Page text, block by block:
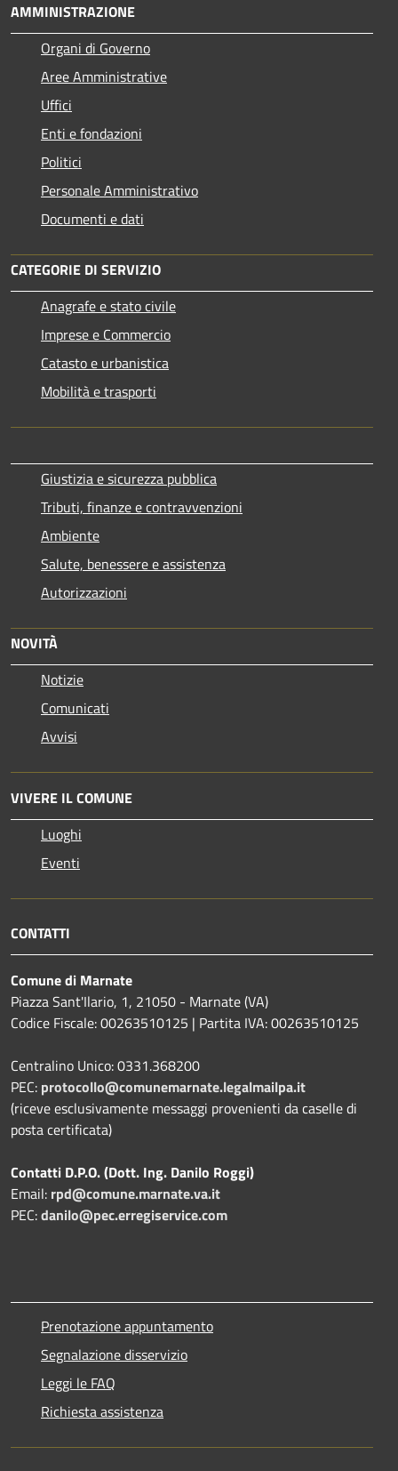
AMMINISTRAZIONE
Organi di Governo
Aree Amministrative
Uffici
Enti e fondazioni
Politici
Personale Amministrativo
Documenti e dati
CATEGORIE DI SERVIZIO
Anagrafe e stato civile
Imprese e Commercio
Catasto e urbanistica
Mobilità e trasporti
Giustizia e sicurezza pubblica
Tributi, finanze e contravvenzioni
Ambiente
Salute, benessere e assistenza
Autorizzazioni
NOVITÀ
Notizie
Comunicati
Avvisi
VIVERE IL COMUNE
Luoghi
Eventi
CONTATTI
Comune di Marnate
Piazza Sant'Ilario, 1, 21050 - Marnate (VA)
Codice Fiscale: 00263510125 | Partita IVA: 00263510125
Centralino Unico: 0331.368200
PEC: protocollo@comunemarnate.legalmailpa.it
(riceve esclusivamente messaggi provenienti da caselle di
posta certificata)
Contatti D.P.O. (Dott. Ing. Danilo Roggi)
Email: rpd@comune.marnate.va.it
PEC:danilo@pec.erregiservice.com
Prenotazione appuntamento
Segnalazione disservizio
Leggi le FAQ
Richiesta assistenza